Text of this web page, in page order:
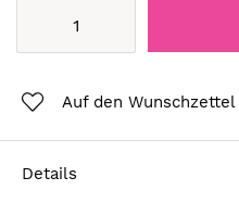
Auf den Wunschzettel
Details